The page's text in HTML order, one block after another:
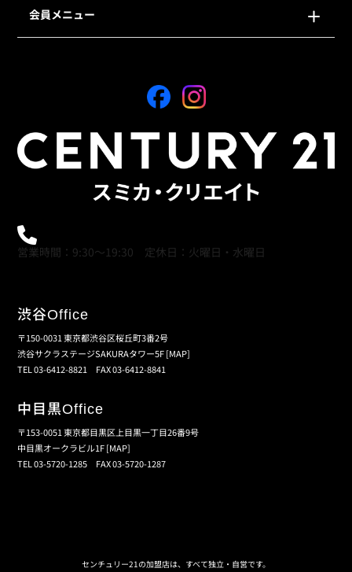
会員メニュー
営業時間：9:30～19:30 定休日：火曜日・水曜日
渋谷Office
〒150-0031 東京都渋谷区桜丘町3番2号
渋谷サクラステージSAKURAタワー5F[MAP]
TEL 03-6412-8821 FAX 03-6412-8841
中目黒Office
〒153-0051 東京都目黒区上目黒一丁目26番9号
中目黒オークラビル1F[MAP]
TEL 03-5720-1285 FAX 03-5720-1287
センチュリー21の加盟店は、すべて独立・自営です。